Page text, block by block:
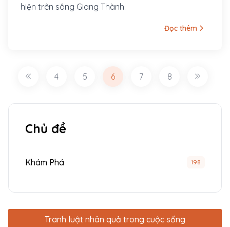
hiện trên sông Giang Thành.
Đọc thêm
4 5 6 7 8
Chủ đề
Khám Phá 198
Tranh luật nhân quả trong cuộc sống